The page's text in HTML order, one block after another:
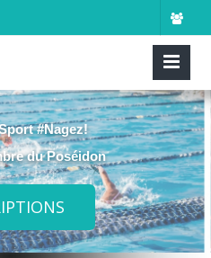
#Nagez!
du Poséidon